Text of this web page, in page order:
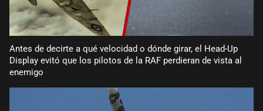
Antes de decirte a qué velocidad o dónde girar, el Head-Up
Display evitó que los pilotos de la RAF perdieran de vista al
enemigo